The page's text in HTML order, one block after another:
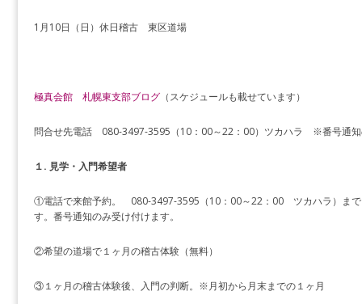
1月10日（日）休日稽古 東区道場
極真会館 札幌東支部ブログ（スケジュールも載せています）
問合せ先電話 080-3497-3595（10：00～22：00）ツカハラ ※番号通知
１. 見学・入門希望者
①電話で来館予約。 080-3497-3595（10：00～22：00 ツカハラ）まで
す。番号通知のみ受け付けます。
②希望の道場で１ヶ月の稽古体験（無料）
③１ヶ月の稽古体験後、入門の判断。※月初から月末までの１ヶ月